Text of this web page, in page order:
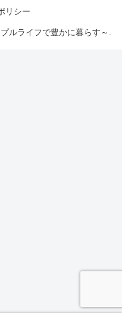
リシー
ルライフで豊かに暮らす～.